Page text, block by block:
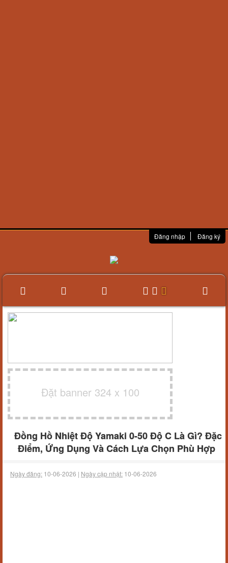
Đăng nhập Đăng ký
Đặt banner 324 x 100
Đồng Hồ Nhiệt Độ Yamaki 0-50 Độ C Là Gì? Đặc
Điểm, Ứng Dụng Và Cách Lựa Chọn Phù Hợp
Ngày đăng: 10-06-2026 | Ngày cập nhật: 10-06-2026